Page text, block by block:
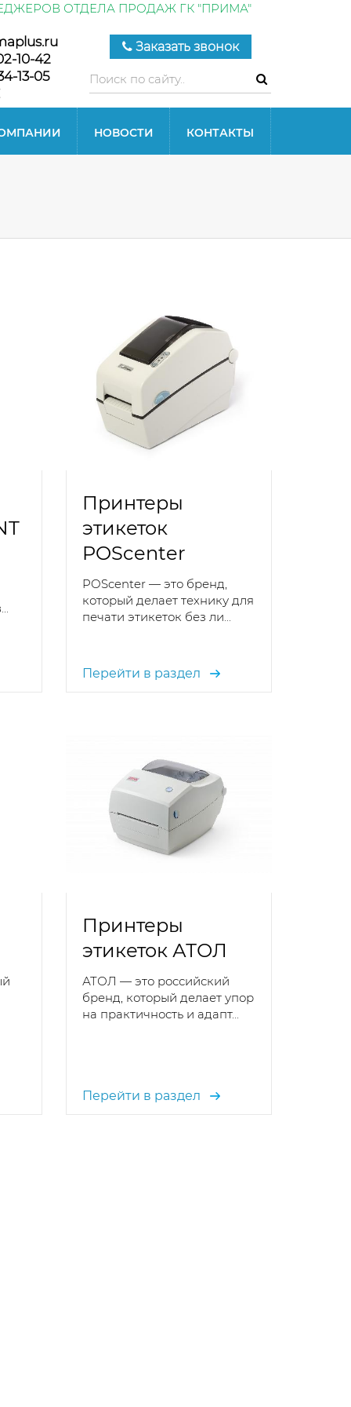
ОТДЕЛА ПРОДАЖ ГК "ПРИМА"
10-42
13-05
Заказать звонок
НОВОСТИ КОНТАКТЫ
Принтеры
этикеток
POScenter
POScenter — это бренд,
который делает технику для
печати этикеток без ли...
Перейти в раздел
Принтеры
этикеток АТОЛ
АТОЛ — это российский
бренд, который делает упор
на практичность и адапт...
Перейти в раздел